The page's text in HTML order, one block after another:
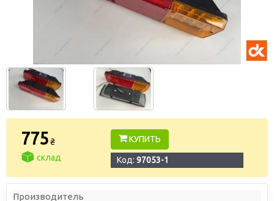
775₴
склад
КУПИТЬ
Код: 97053-1
Производитель